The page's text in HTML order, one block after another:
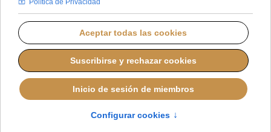
JUEVES, 13 NOVIEMBRE 2025 08:32